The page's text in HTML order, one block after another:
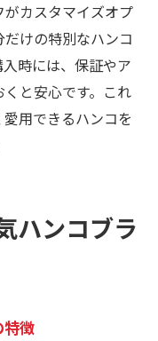
カスタマイズオプ
けの特別なハンコ
時には、保証やア
と安心です。これ
用できるハンコを
ハンコブラ
特徴